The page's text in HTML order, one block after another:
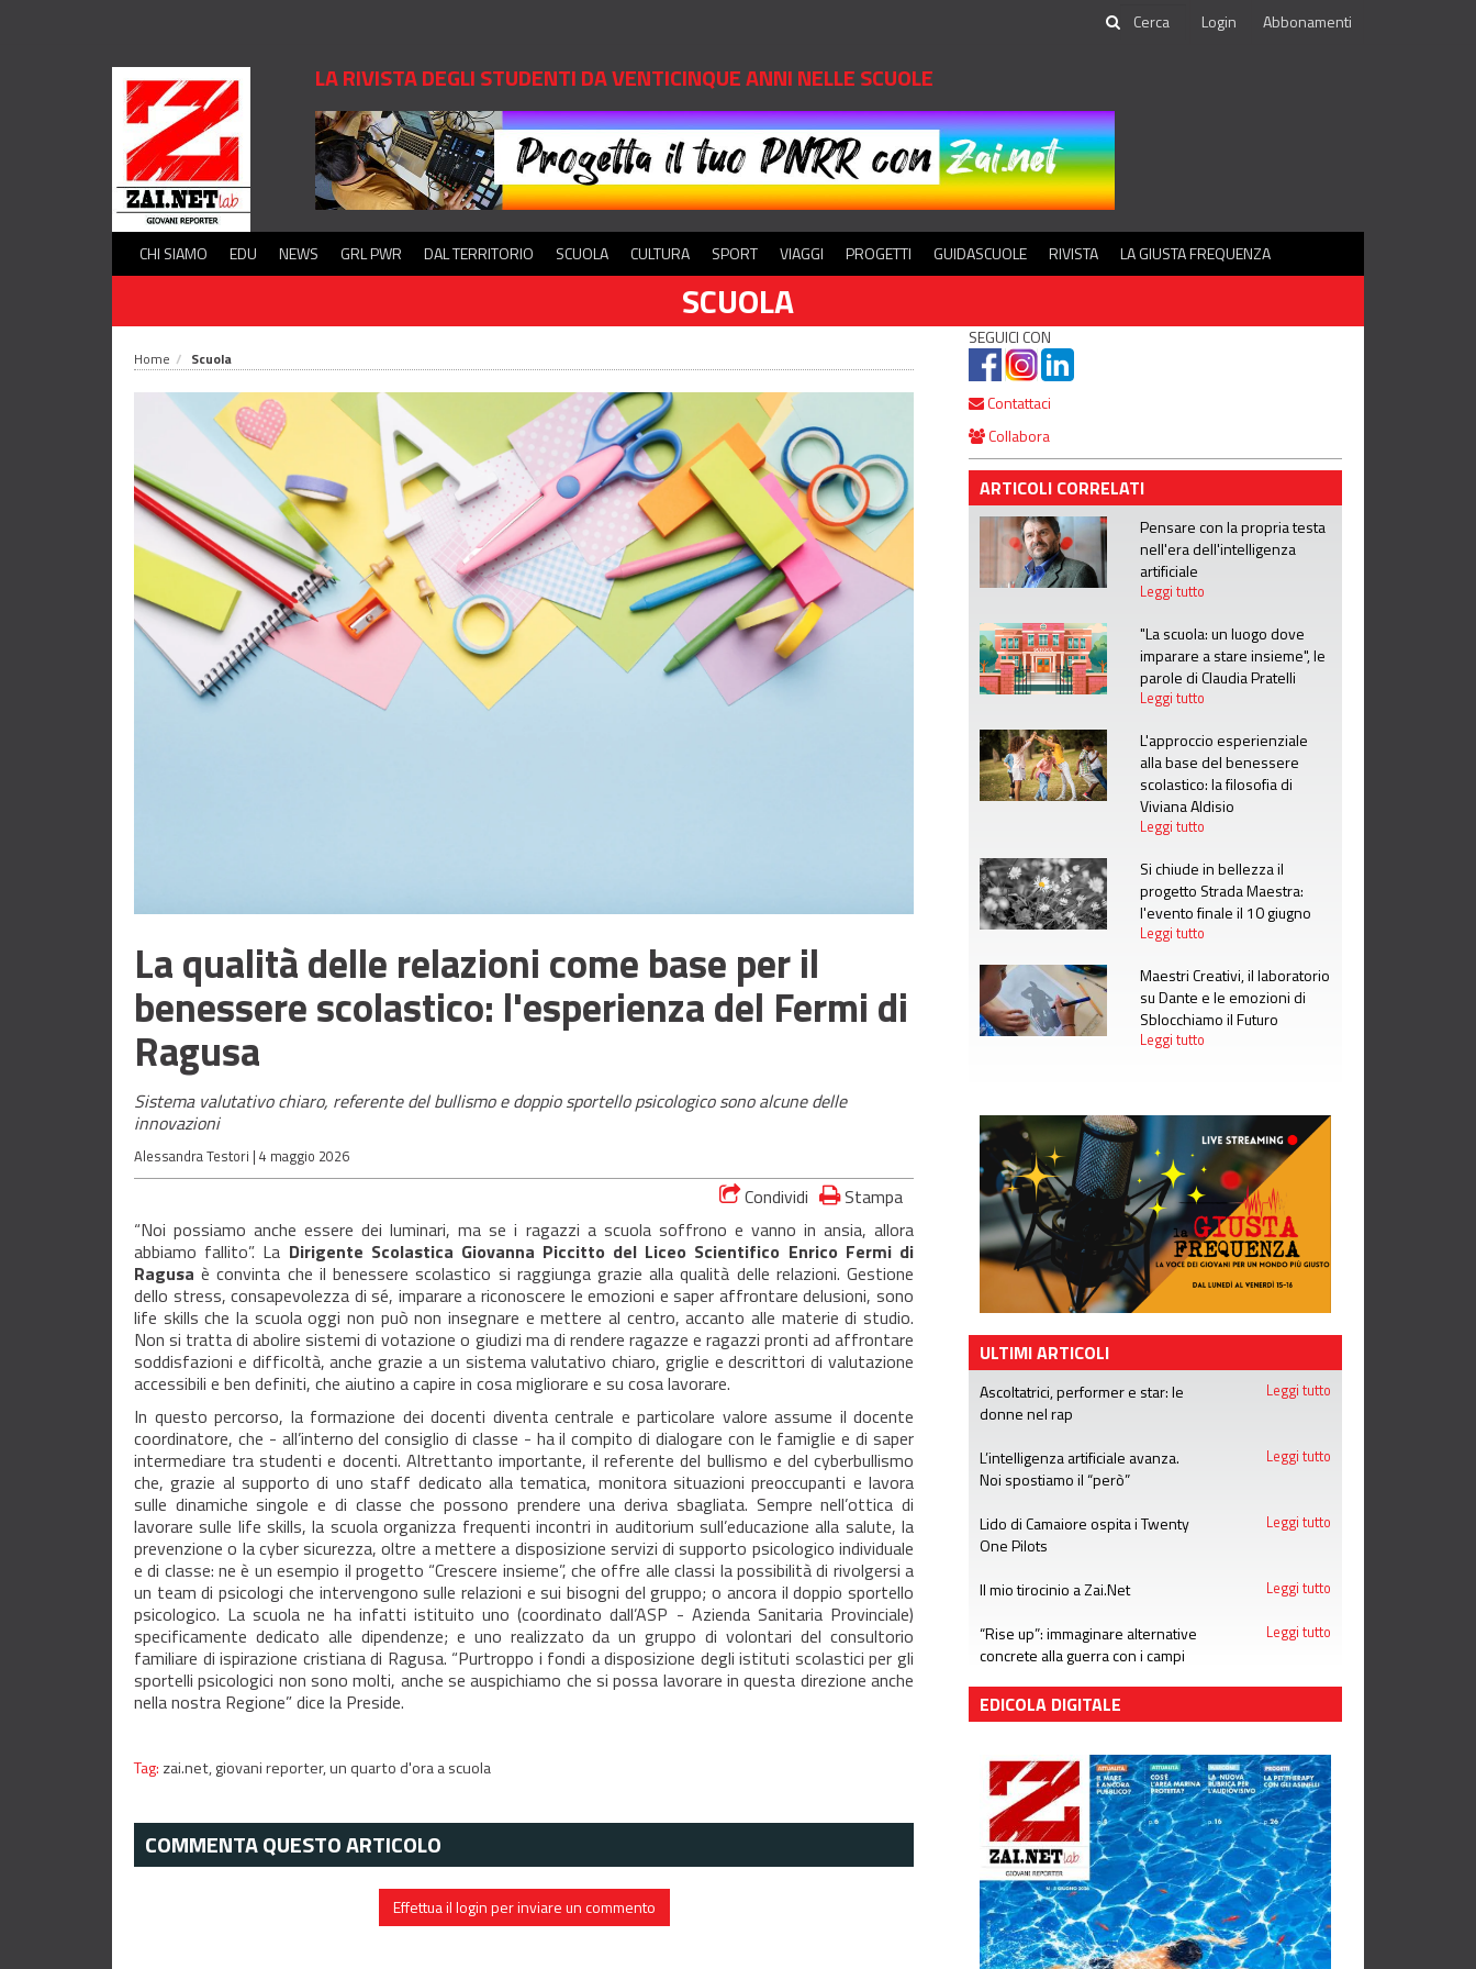
Login Abbonamenti
LA RIVISTA DEGLI STUDENTI DA VENTICINQUE ANNI NELLE SCUOLE
CHI SIAMO EDU NEWS GRL PWR DAL TERRITORIO SCUOLA CULTURA SPORT VIAGGI PROGETTI GUIDASCUOLE RIVISTA LA GIUSTA FREQUENZA
SCUOLA
Home Scuola
La qualità delle relazioni come base per il
benessere scolastico: l'esperienza del Fermi di
Ragusa
Sistema valutativo chiaro, referente del bullismo e doppio sportello psicologico sono alcune delle
innovazioni
Alessandra Testori | 4 maggio 2026
Condividi
Stampa
“Noi possiamo anche essere dei luminari, ma se i ragazzi a scuola soffrono e vanno in ansia, allora
abbiamo fallito”. La Dirigente Scolastica Giovanna Piccitto del Liceo Scientifico Enrico Fermi di
Ragusa è convinta che il benessere scolastico si raggiunga grazie alla qualità delle relazioni. Gestione
dello stress, consapevolezza di sé, imparare a riconoscere le emozioni e saper affrontare delusioni, sono
life skills che la scuola oggi non può non insegnare e mettere al centro, accanto alle materie di studio.
Non si tratta di abolire sistemi di votazione o giudizi ma di rendere ragazze e ragazzi pronti ad affrontare
soddisfazioni e difficoltà, anche grazie a un sistema valutativo chiaro, griglie e descrittori di valutazione
accessibili e ben definiti, che aiutino a capire in cosa migliorare e su cosa lavorare.
In questo percorso, la formazione dei docenti diventa centrale e particolare valore assume il docente
coordinatore, che - all’interno del consiglio di classe - ha il compito di dialogare con le famiglie e di saper
intermediare tra studenti e docenti. Altrettanto importante, il referente del bullismo e del cyberbullismo
che, grazie al supporto di uno staff dedicato alla tematica, monitora situazioni preoccupanti e lavora
sulle dinamiche singole e di classe che possono prendere una deriva sbagliata. Sempre nell’ottica di
lavorare sulle life skills, la scuola organizza frequenti incontri in auditorium sull’educazione alla salute, la
prevenzione o la cyber sicurezza, oltre a mettere a disposizione servizi di supporto psicologico individuale
e di classe: ne è un esempio il progetto “Crescere insieme”, che offre alle classi la possibilità di rivolgersi a
un team di psicologi che intervengono sulle relazioni e sui bisogni del gruppo; o ancora il doppio sportello
psicologico. La scuola ne ha infatti istituito uno (coordinato dall’ASP - Azienda Sanitaria Provinciale)
specificamente dedicato alle dipendenze; e uno realizzato da un gruppo di volontari del consultorio
familiare di ispirazione cristiana di Ragusa. “Purtroppo i fondi a disposizione degli istituti scolastici per gli
sportelli psicologici non sono molti, anche se auspichiamo che si possa lavorare in questa direzione anche
nella nostra Regione” dice la Preside.
Tag: zai.net,giovani reporter,un quarto d'ora a scuola
COMMENTA QUESTO ARTICOLO
Effettua il login per inviare un commento
SEGUICI CON
Contattaci
Collabora
ARTICOLI CORRELATI
Pensare con la propria testa
nell'era dell'intelligenza
artificiale
Leggi tutto
"La scuola: un luogo dove
imparare a stare insieme", le
parole di Claudia Pratelli
Leggi tutto
L'approccio esperienziale
alla base del benessere
scolastico: la filosofia di
Viviana Aldisio
Leggi tutto
Si chiude in bellezza il
progetto Strada Maestra:
l'evento finale il 10 giugno
Leggi tutto
Maestri Creativi, il laboratorio
su Dante e le emozioni di
Sblocchiamo il Futuro
Leggi tutto
ULTIMI ARTICOLI
Ascoltatrici, performer e star: le
donne nel rap
Leggi tutto
L’intelligenza artificiale avanza.
Noi spostiamo il “però”
Leggi tutto
Lido di Camaiore ospita i Twenty
One Pilots
Leggi tutto
Il mio tirocinio a Zai.Net Leggi tutto
“Rise up”: immaginare alternative
concrete alla guerra con i campi
Leggi tutto
EDICOLA DIGITALE